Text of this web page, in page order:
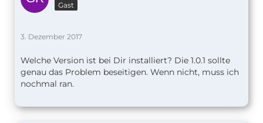
Gast
3. Dezember 2017
Welche Version ist bei Dir installiert? Die 1.0.1 sollte
genau das Problem beseitigen. Wenn nicht, muss ich
nochmal ran.